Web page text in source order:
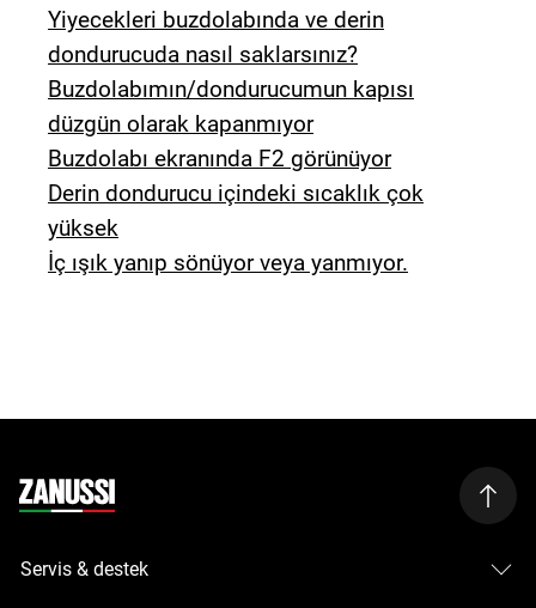
Yiyecekleri buzdolabında ve derin
dondurucuda nasıl saklarsınız?
Buzdolabımın/dondurucumun kapısı
düzgün olarak kapanmıyor
Buzdolabı ekranında F2 görünüyor
Derin dondurucu içindeki sıcaklık çok
yüksek
İç ışık yanıp sönüyor veya yanmıyor.
Servis & destek